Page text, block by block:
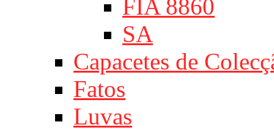
FIA 8860
SA
Capacetes de
Fatos
Luvas